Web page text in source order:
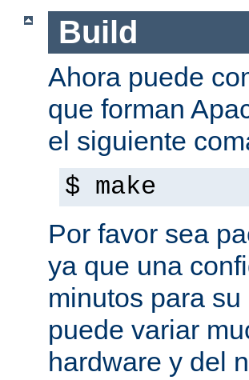
Build
Ahora puede
que forman
el siguiente
$ make
Por favor sea
ya que una
minutos para
puede variar
hardware y del